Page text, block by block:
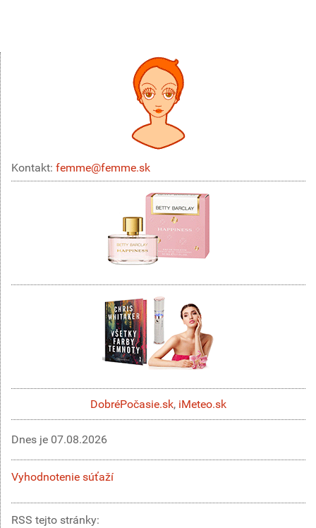
Kontakt: femme@femme.sk
DobréPočasie.sk, iMeteo.sk
Dnes je 07.08.2026
Vyhodnotenie súťaží
RSS tejto stránky: